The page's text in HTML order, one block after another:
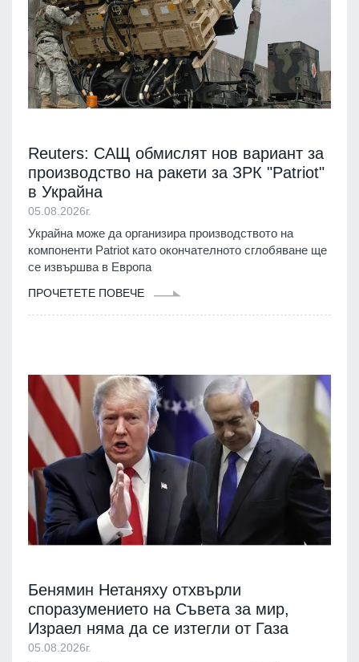
Reuters: САЩ обмислят нов вариант за
производство на ракети за ЗРК "Patriot"
в Украйна
05.08.2026г.
Украйна може да организира производството на
компоненти Patriot като окончателното сглобяване ще
се извършва в Европа
ПРОЧЕТЕТЕ ПОВЕЧЕ
Бенямин Нетаняху отхвърли
споразумението на Съвета за мир,
Израел няма да се изтегли от Газа
05.08.2026г.